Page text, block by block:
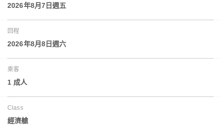
2026年8月7日週五
回程
2026年8月8日週六
乘客
1 成人
Class
經濟艙